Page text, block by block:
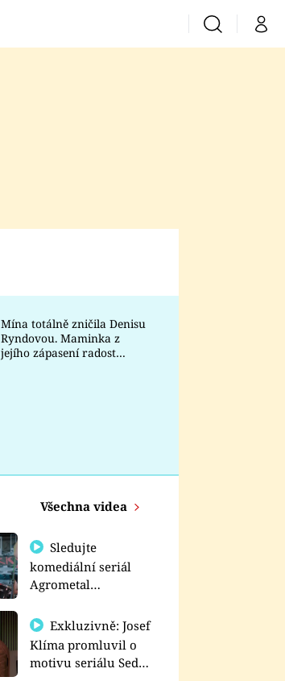
VyhledáváníMůj
Prima Lajk
Sledujte nás
Mína totálně zničila Denisu
Ryndovou. Maminka z
jejího zápasení radost
Všechna videa
Sledujte
komediální seriál
Agrometal
prima+
Exkluzivně: Josef
Klíma promluvil o
motivu seriálu Sedm